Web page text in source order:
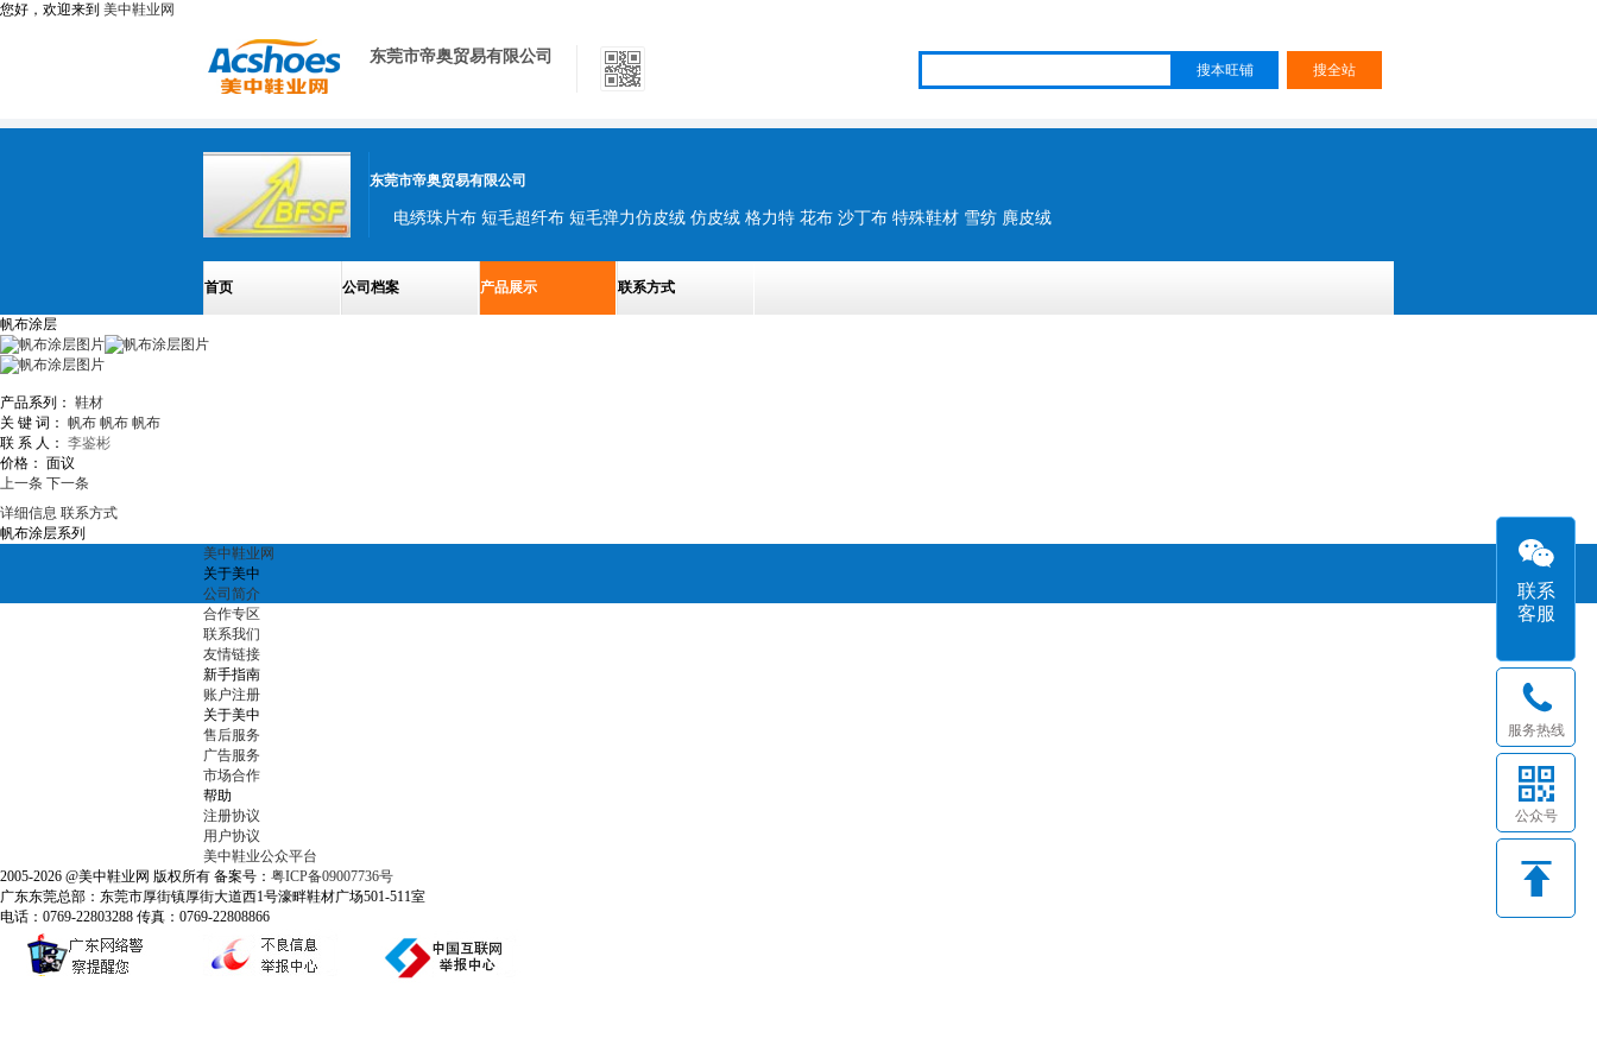
您好，欢迎来到 美中鞋业网
东莞市帝奥贸易有限公司
东莞市帝奥贸易有限公司
电绣珠片布 短毛超纤布 短毛弹力仿皮绒 仿皮绒 格力特 花布 沙丁布 特殊鞋材 雪纺 麂皮绒
首页 公司档案 产品展示 联系方式
帆布涂层
产品系列： 鞋材
关 键 词： 帆布 帆布 帆布
联 系 人： 李鉴彬
价格： 面议
上一条 下一条
详细信息 联系方式
帆布涂层系列
美中鞋业网
关于美中
公司简介
合作专区
联系我们
友情链接
新手指南
账户注册
关于美中
售后服务
广告服务
市场合作
帮助
注册协议
用户协议
美中鞋业公众平台
2005-2026 @美中鞋业网 版权所有 备案号： 粤ICP备09007736号
广东东莞总部：东莞市厚街镇厚街大道西1号濠畔鞋材广场501-511室
电话：0769-22803288 传真：0769-22808866
联系
客服
服务热线
公众号